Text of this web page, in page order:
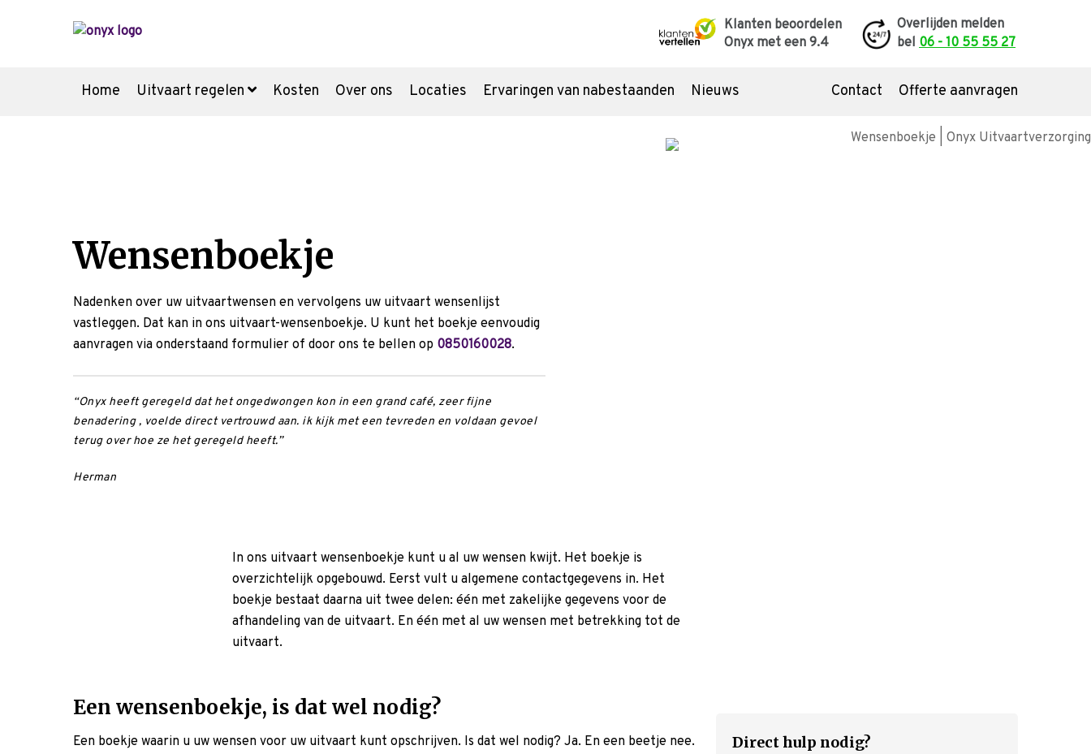
Overlijden melden
bel 06 - 10 55 55 27
Klanten beoordelen
Onyx met een 9.4
Home Uitvaart regelen Kosten Over ons Locaties Ervaringen van nabestaanden Nieuws Contact Offerte aanvragen
Wensenboekje
Nadenken over uw uitvaartwensen en vervolgens uw uitvaart wensenlijst
vastleggen. Dat kan in ons uitvaart-wensenboekje. U kunt het boekje eenvoudig
aanvragen via onderstaand formulier of door ons te bellen op 0850160028.
“Onyx heeft geregeld dat het ongedwongen kon in een grand café, zeer fijne
benadering , voelde direct vertrouwd aan. ik kijk met een tevreden en voldaan gevoel
terug over hoe ze het geregeld heeft.”
Herman
In ons uitvaart wensenboekje kunt u al uw wensen kwijt. Het boekje is
overzichtelijk opgebouwd. Eerst vult u algemene contactgegevens in. Het
boekje bestaat daarna uit twee delen: één met zakelijke gegevens voor de
afhandeling van de uitvaart. En één met al uw wensen met betrekking tot de
uitvaart.
Een wensenboekje, is dat wel nodig?
Een boekje waarin u uw wensen voor uw uitvaart kunt opschrijven. Is dat wel nodig? Ja. En een beetje nee.
Direct hulp nodig?
Wensenboekje
Meer weten over: Uitvaartkosten Uitvaartverzekering Uitvaartlocatie